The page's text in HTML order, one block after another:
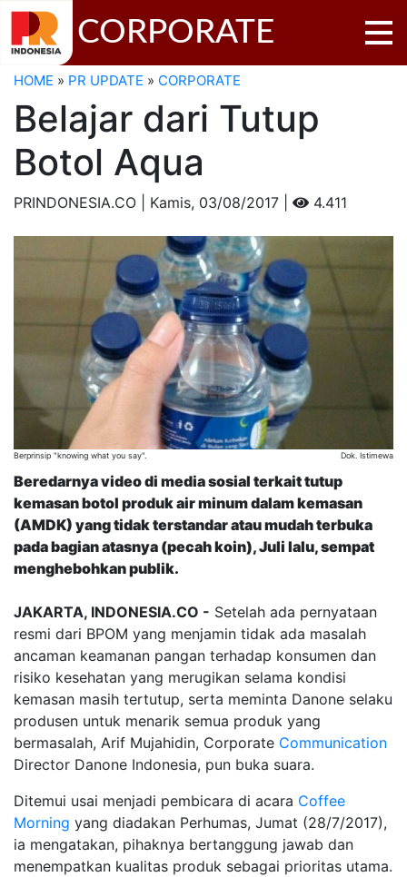
CORPORATE
HOME » PR UPDATE » CORPORATE
Belajar dari Tutup
Botol Aqua
PRINDONESIA.CO | Kamis, 03/08/2017 | 4.411
Berprinsip "knowing what you say". Dok. Istimewa
Beredarnya video di media sosial terkait tutup
kemasan botol produk air minum dalam kemasan
(AMDK) yang tidak terstandar atau mudah terbuka
pada bagian atasnya (pecah koin), Juli lalu, sempat
menghebohkan publik.
JAKARTA, INDONESIA.CO - Setelah ada pernyataan
resmi dari BPOM yang menjamin tidak ada masalah
ancaman keamanan pangan terhadap konsumen dan
risiko kesehatan yang merugikan selama kondisi
kemasan masih tertutup, serta meminta Danone selaku
produsen untuk menarik semua produk yang
bermasalah, Arif Mujahidin, Corporate Communication
Director Danone Indonesia, pun buka suara.
Ditemui usai menjadi pembicara di acara Coffee
Morning yang diadakan Perhumas, Jumat (28/7/2017),
ia mengatakan, pihaknya bertanggung jawab dan
menempatkan kualitas produk sebagai prioritas utama.